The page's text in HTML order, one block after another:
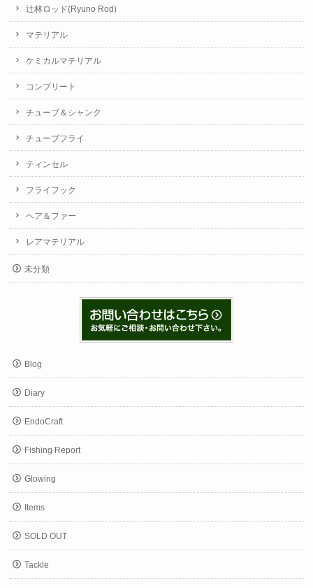
辻林ロッド(Ryuno Rod)
マテリアル
ケミカルマテリアル
コンプリート
チューブ＆シャンク
チューブフライ
ティンセル
フライフック
ヘア＆ファー
レアマテリアル
未分類
Blog
Diary
EndoCraft
Fishing Report
Glowing
Items
SOLD OUT
Tackle